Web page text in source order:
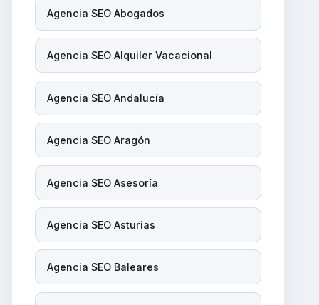
Agencia SEO Abogados
Agencia SEO Alquiler Vacacional
Agencia SEO Andalucía
Agencia SEO Aragón
Agencia SEO Asesoría
Agencia SEO Asturias
Agencia SEO Baleares